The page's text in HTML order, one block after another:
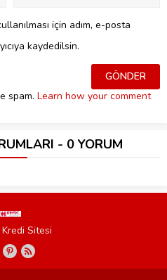
için adım, e-posta
kaydedilsin.
spam. Learn how your comment
- 0 YORUM
Sitesi